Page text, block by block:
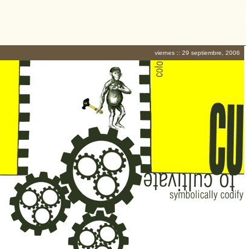
viernes :: 29 septiembre, 2006